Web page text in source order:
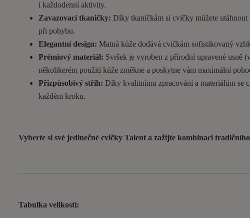
i každodenní aktivity.
Zavazovací tkaničky: Díky tkaničkám si cvičky můžete
při pohybu.
Elegantní design: Matná kůže dodává cvičkám sofistikovaný
Prémiový materiál: Svršek je vyroben z přírodní upravené usně
několikerém použití kůže změkne a poskytne vám maximální
Přizpůsobivý střih: Díky kvalitnímu zpracování a materiálům se
každém kroku.
Vyberte si své jedinečné cvičky Talent a zažijte kombinaci
Tabulka velikostí: